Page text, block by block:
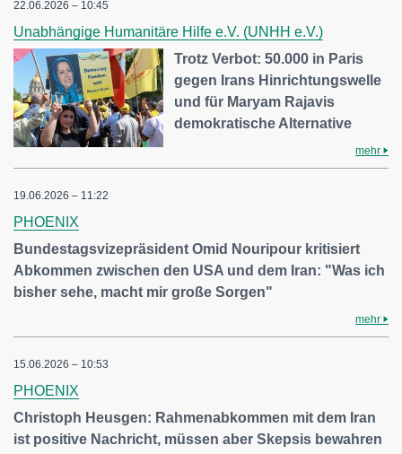
22.06.2026 – 10:45
Unabhängige Humanitäre Hilfe e.V. (UNHH e.V.)
Trotz Verbot: 50.000 in Paris
gegen Irans Hinrichtungswelle
und für Maryam Rajavis
demokratische Alternative
mehr
19.06.2026 – 11:22
PHOENIX
Bundestagsvizepräsident Omid Nouripour kritisiert
Abkommen zwischen den USA und dem Iran: "Was ich
bisher sehe, macht mir große Sorgen"
mehr
15.06.2026 – 10:53
PHOENIX
Christoph Heusgen: Rahmenabkommen mit dem Iran
ist positive Nachricht, müssen aber Skepsis bewahren